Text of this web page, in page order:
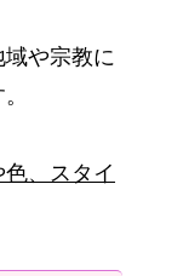
や宗教に
、スタイ